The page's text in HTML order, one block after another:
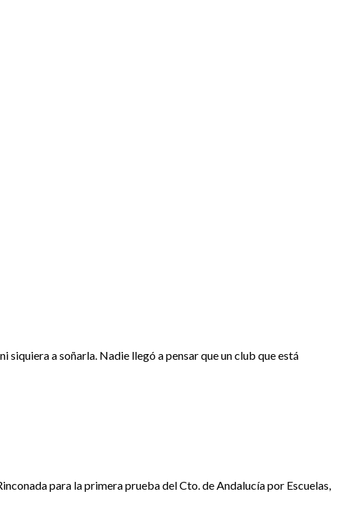
siquiera a soñarla. Nadie llegó a pensar que un club que está
para la primera prueba del Cto. de Andalucía por Escuelas,